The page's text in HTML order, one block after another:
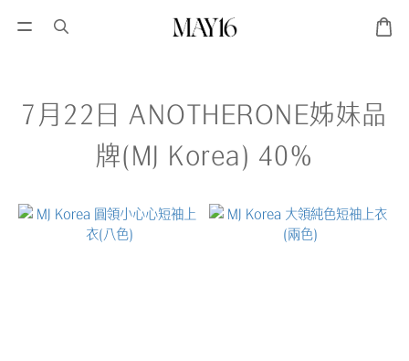
7月22日 ANOTHERONE姊妹品
牌(MJ Korea) 40%